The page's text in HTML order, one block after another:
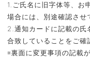
1.ご氏名に旧字体等、お
場合には、別途確認させ
2.通知カードに記載の氏
合致していることをご確
※裏面に変更事項の記載